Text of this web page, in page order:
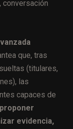
conversación
que, tras
(titulares,
las
capaces de
evidencia,